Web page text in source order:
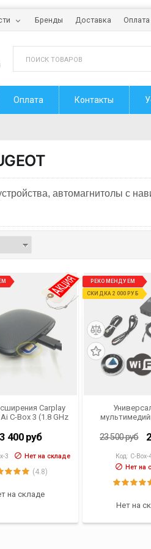
Бренды Доставка Оплата
Оплата Контакты
автомагнитолы с
Carplay
C-Box 3 (1.8 GHz
GPS, Android
400руб
3 Нет на складе
(4.8)
на складе
РЕКОМЕНДУЕМ
СКИДКА 2 000
Android
White 4GB RAM,
23 500руб
Код: C-Box-
Нет на
Нет на